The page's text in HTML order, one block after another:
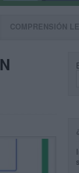
COMPRENSIÓN